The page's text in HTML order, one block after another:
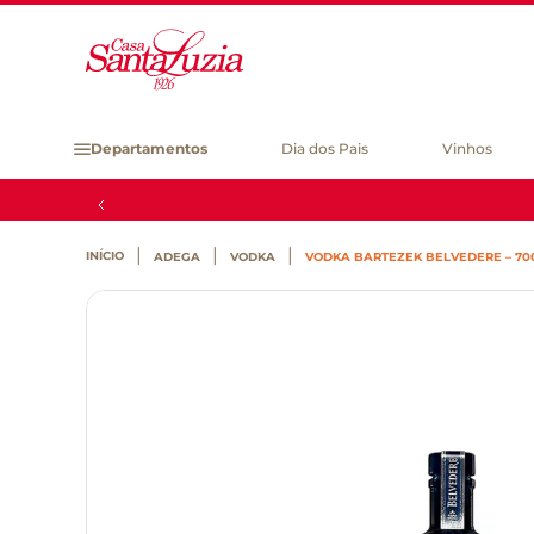
Departamentos Dia dos Pais Vinhos
ADEGA VODKA VODKA BARTEZEK BELVEDERE –